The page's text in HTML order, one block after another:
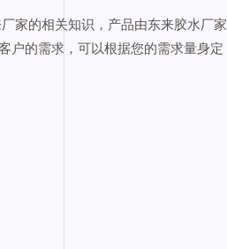
家的相关知识，产品由东来胶水厂家
户的需求，可以根据您的需求量身定